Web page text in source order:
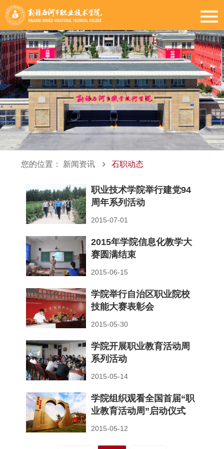
您的位置： 新闻资讯 石职动态
职业技术学院举行建党94
周年系列活动
2015-07-01
2015年学院信息化教学大
赛圆满结束
2015-06-15
学院举行自治区职业院校
技能大赛表彰会
2015-05-30
学院开展职业教育活动周
系列活动
2015-05-14
学院组织观看全国首届“职
业教育活动周”启动仪式
2015-05-12